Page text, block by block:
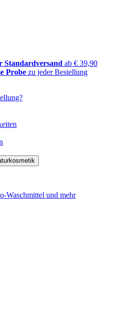
Standardversand ab € 39,90
Probe zu jeder Bestellung
Waschmittel und mehr